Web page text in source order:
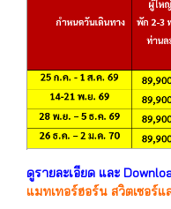
ดูรายละเอียด และ
แมทเทอร์ฮอร์น สวิตเซอร์